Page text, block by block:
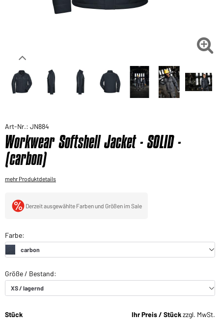
Sie möchten gerne für Ihren privaten Bedarf

Art-Nr.: JN884
Workwear Softshell Jacket - SOLID -
(carbon)
mehr Produktdetails
Derzeit ausgewählte Farben und Größen im Sale
Stück Ihr Preis / Stückzzgl. MwSt.